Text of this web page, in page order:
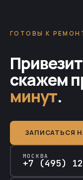
ГОТОВЫ К
скажем
минут.
ЗАПИСАТЬСЯ
МОСКВА
+7 (495)